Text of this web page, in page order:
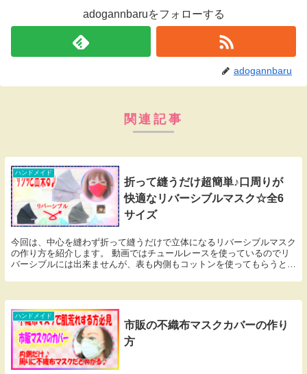
adogannbaruをフォローする
adogannbaru
関連記事
ハンドメイド
折って縫うだけ超簡単♪口周りが
快適なリバーシブルマスク☆全6
サイズ
今回は、中心を縫わず折って縫うだけで立体になるリバーシブルマスク
の作り方を紹介します。 動画ではチュールレースを使っているのでリ
バーシブルには出来ませんが、表も内側もコットンを使ってもらうと、
ハンドメイド
市販の不織布マスクカバーの作り
方